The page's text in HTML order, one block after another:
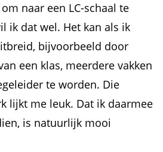
naar een LC-schaal te
ik dat wel. Het kan als ik
bijvoorbeeld door
een klas, meerdere vakken
te worden. Die
lijkt me leuk. Dat ik daarmee
is natuurlijk mooi